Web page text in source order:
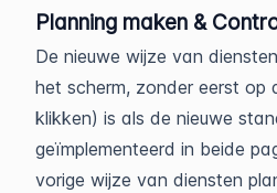
Planning maken &
De nieuwe wijze van
het scherm, zonder eerst op
klikken) is als de nieuwe
geïmplementeerd in beide
vorige wijze van diensten